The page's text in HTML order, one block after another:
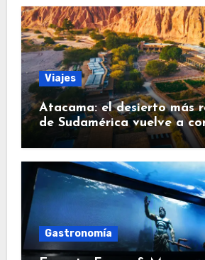
Viajes
Atacama: el desierto más
de Sudamérica vuelve a
los viajeros
Gastronomía